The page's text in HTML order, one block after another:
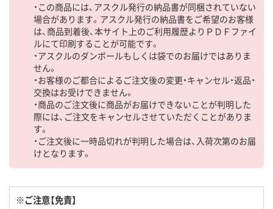
・この商品には、アスクル発行の納品書が同梱されていない
場合があります。アスクル発行の納品書をご希望のお客様
は、商品到着後、本サイト上のご利用履歴よりＰＤＦファイ
ルにて印刷することが可能です。
・アスクルのダンボールもしくは袋でのお届けではありま
せん。
・お客様のご都合によるご注文後の変更・キャンセル・返品・
交換はお受けできません。
・商品のご注文後に商品がお届けできないことが判明した
際には、ご注文をキャンセルさせていただくことがありま
す。
・ご注文後に一時品切れが判明した場合は、入荷次第のお届
けとなります。
※ご注意【免責】